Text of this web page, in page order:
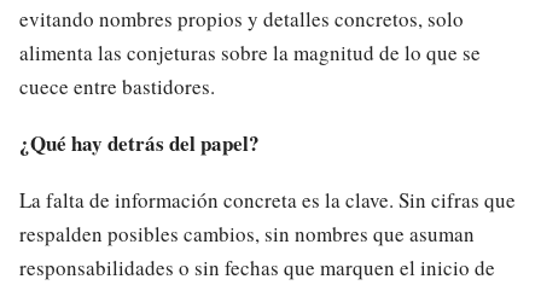
evitando nombres propios y detalles concretos, solo
alimenta las conjeturas sobre la magnitud de lo que se
cuece entre bastidores.
¿Qué hay detrás del papel?
La falta de información concreta es la clave. Sin cifras que
respalden posibles cambios, sin nombres que asuman
responsabilidades o sin fechas que marquen el inicio de